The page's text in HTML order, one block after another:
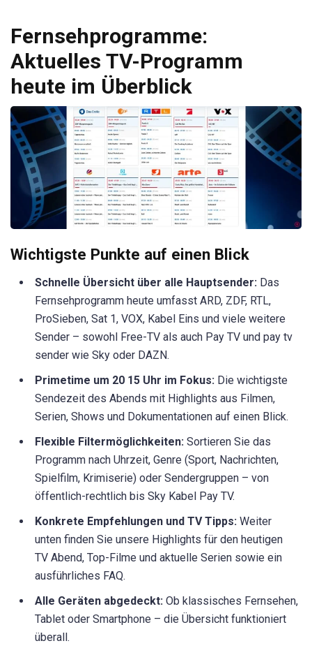
Fernsehprogramme:
Aktuelles TV-Programm
heute im Überblick
Wichtigste Punkte auf einen Blick
Schnelle Übersicht über alle Hauptsender: Das
Fernsehprogramm heute umfasst ARD, ZDF, RTL,
ProSieben, Sat 1, VOX, Kabel Eins und viele weitere
Sender – sowohl Free-TV als auch Pay TV und pay tv
sender wie Sky oder DAZN.
Primetime um 20 15 Uhr im Fokus: Die wichtigste
Sendezeit des Abends mit Highlights aus Filmen,
Serien, Shows und Dokumentationen auf einen Blick.
Flexible Filtermöglichkeiten: Sortieren Sie das
Programm nach Uhrzeit, Genre (Sport, Nachrichten,
Spielfilm, Krimiserie) oder Sendergruppen – von
öffentlich-rechtlich bis Sky Kabel Pay TV.
Konkrete Empfehlungen und TV Tipps: Weiter
unten finden Sie unsere Highlights für den heutigen
TV Abend, Top-Filme und aktuelle Serien sowie ein
ausführliches FAQ.
Alle Geräten abgedeckt: Ob klassisches Fernsehen,
Tablet oder Smartphone – die Übersicht funktioniert
überall.